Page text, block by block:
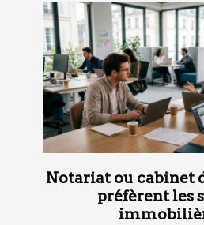
Notariat ou cabinet
préfèrent les